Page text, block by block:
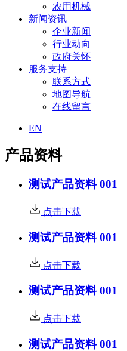
农用机械
新闻资讯
企业新闻
行业动向
政府关怀
服务支持
联系方式
地图导航
在线留言
EN
产品资料
测试产品资料 001
点击下载
测试产品资料 001
点击下载
测试产品资料 001
点击下载
测试产品资料 001